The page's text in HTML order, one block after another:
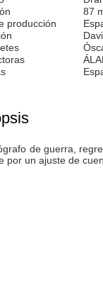
87
producción
de guerra,
por un ajuste de